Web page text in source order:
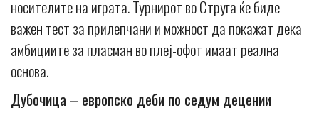
носителите на играта. Турнирот во Струга ќе биде
важен тест за прилепчани и можност да покажат дека
амбициите за пласман во плеј-офот имаат реална
основа.
Дубочица – европско деби по седум децении